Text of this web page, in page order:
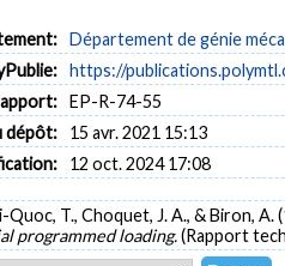
Département de génie
https://
EP-R-74-55
dépôt:
15 avr. 2021 15:13
12 oct. 2024 17:08
Quoc, T., Choquet, J. A., & Biron, A.
programmed loading.(Rapport